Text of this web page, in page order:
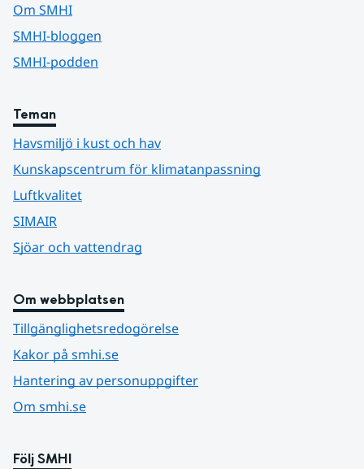
Om SMHI
SMHI-bloggen
SMHI-podden
Teman
Havsmiljö i kust och hav
Kunskapscentrum för klimatanpassning
Luftkvalitet
SIMAIR
Sjöar och vattendrag
Om webbplatsen
Tillgänglighetsredogörelse
Kakor på smhi.se
Hantering av personuppgifter
Om smhi.se
Följ SMHI